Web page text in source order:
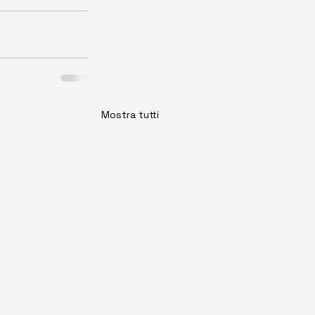
Mostra tutti